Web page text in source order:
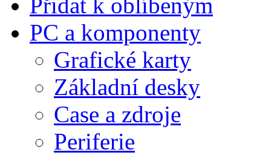
PC a komponenty
Grafické karty
Základní desky
Case a zdroje
Periferie